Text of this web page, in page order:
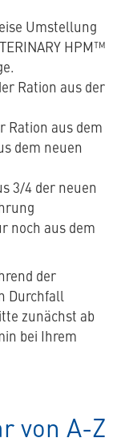
Umstellung
HPM™
Ration aus der
Ration aus dem
dem neuen
3/4 der neuen
noch aus dem
der
Durchfall
zunächst ab
bei Ihrem
von A-Z